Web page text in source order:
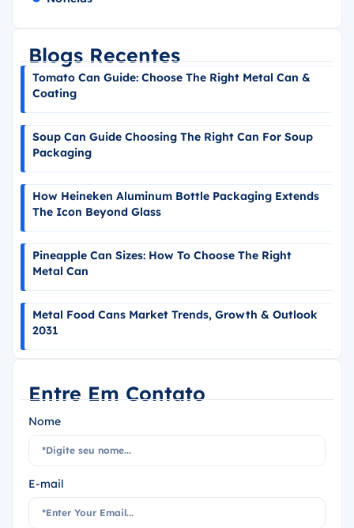
Blogs Recentes
Tomato Can Guide: Choose The Right Metal Can &
Coating
Soup Can Guide Choosing The Right Can For Soup
Packaging
How Heineken Aluminum Bottle Packaging Extends
The Icon Beyond Glass
Pineapple Can Sizes: How To Choose The Right
Metal Can
Metal Food Cans Market Trends, Growth & Outlook
2031
Entre Em Contato
Nome
E-mail